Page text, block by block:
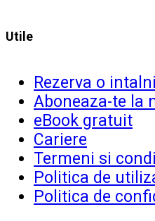
Utile
Rezerva o
Aboneaza-te la
eBook gratuit
Cariere
Termeni si
Politica de
Politica de